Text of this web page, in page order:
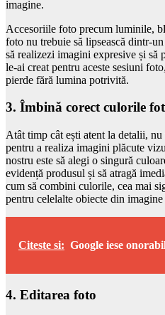
imagine.
Accesoriile foto precum luminile,
foto nu trebuie să lipsească dintr-
să realizezi imagini expresive și să
le-ai creat pentru aceste sesiuni
pierde fără lumina potrivită.
3. Îmbină corect culorile
Atât timp cât ești atent la detalii,
pentru a realiza imagini plăcute
nostru este să alegi o singură
evidență produsul și să atragă
cum să combini culorile, cea mai
pentru celelalte obiecte din imagine
Citeste si: Google iese
4. Editarea foto